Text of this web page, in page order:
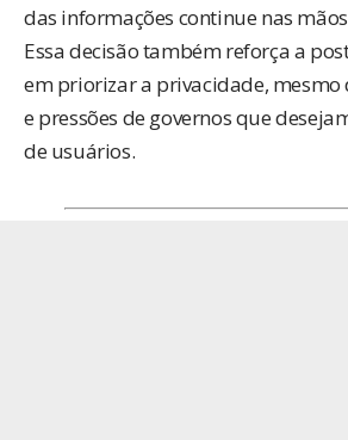
das informações continue nas
Essa decisão também reforça a
em priorizar a privacidade, mesmo
e pressões de governos que
de usuários.